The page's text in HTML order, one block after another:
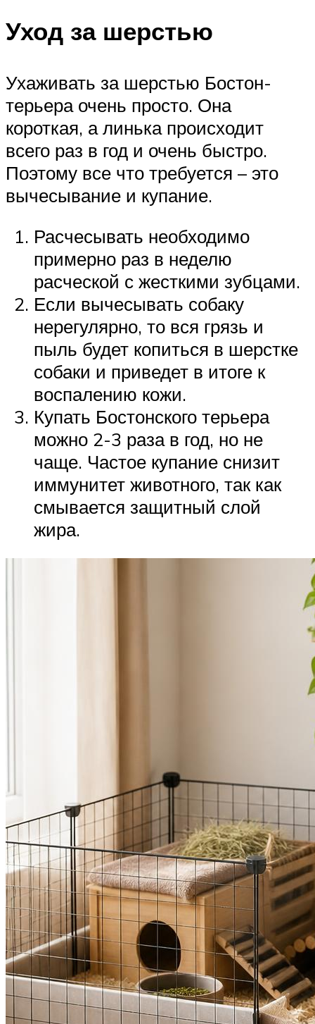
Уход за шерстью
Ухаживать за шерстью Бостон-
терьера очень просто. Она
короткая, а линька происходит
всего раз в год и очень быстро.
Поэтому все что требуется – это
вычесывание и купание.
Расчесывать необходимо
примерно раз в неделю
расческой с жесткими зубцами.
Если вычесывать собаку
нерегулярно, то вся грязь и
пыль будет копиться в шерстке
собаки и приведет в итоге к
воспалению кожи.
Купать Бостонского терьера
можно 2-3 раза в год, но не
чаще. Частое купание снизит
иммунитет животного, так как
смывается защитный слой
жира.